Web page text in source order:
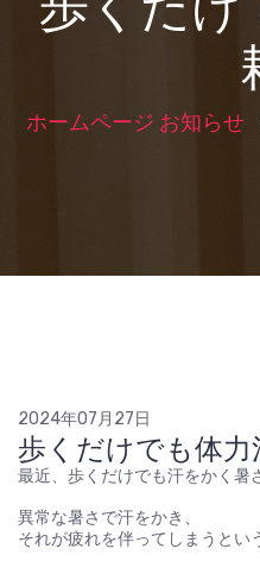
ホームページ お知らせ
2024年07月27日
歩くだけでも体力
最近、歩くだけでも汗をかく暑
異常な暑さで汗をかき、
それが疲れを伴ってしまうとい